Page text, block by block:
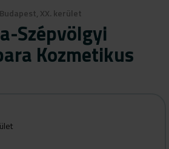
Budapest, XX. kerület
Szépvölgyi
Kozmetikus